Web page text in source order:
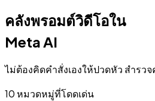
คลังพรอมต์วิดีโอใน
Meta AI
ไม่ต้องคิดคำสั่งเองให้ปวดหัว สำร
10 หมวดหมู่ที่โดดเด่น